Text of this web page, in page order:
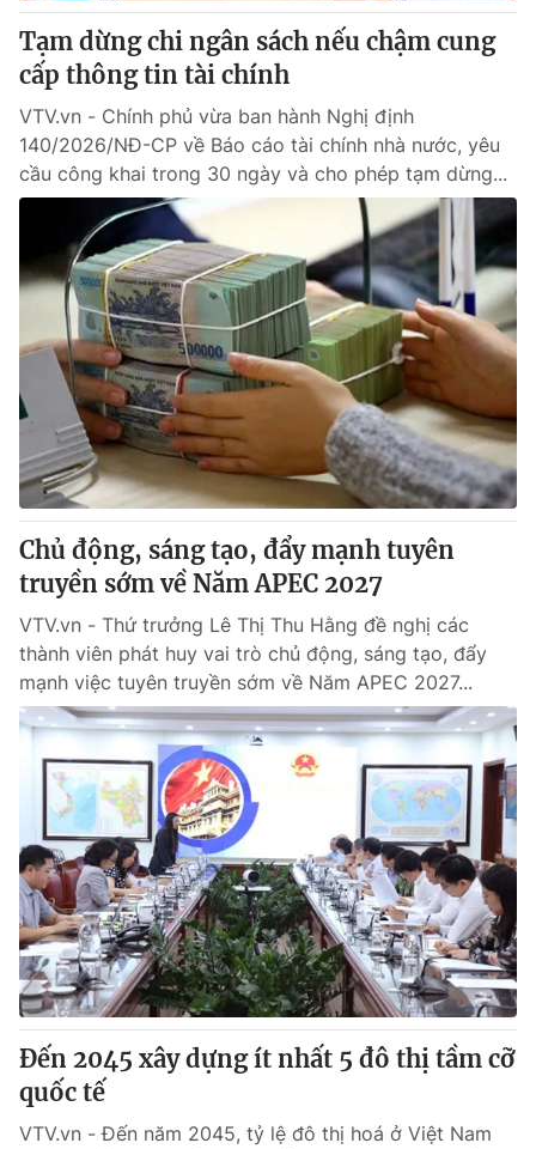
Tạm dừng chi ngân sách nếu chậm cung
cấp thông tin tài chính
VTV.vn - Chính phủ vừa ban hành Nghị định
140/2026/NĐ-CP về Báo cáo tài chính nhà nước, yêu
cầu công khai trong 30 ngày và cho phép tạm dừng...
Chủ động, sáng tạo, đẩy mạnh tuyên
truyền sớm về Năm APEC 2027
VTV.vn - Thứ trưởng Lê Thị Thu Hằng đề nghị các
thành viên phát huy vai trò chủ động, sáng tạo, đẩy
mạnh việc tuyên truyền sớm về Năm APEC 2027...
Đến 2045 xây dựng ít nhất 5 đô thị tầm cỡ
quốc tế
VTV.vn - Đến năm 2045, tỷ lệ đô thị hoá ở Việt Nam